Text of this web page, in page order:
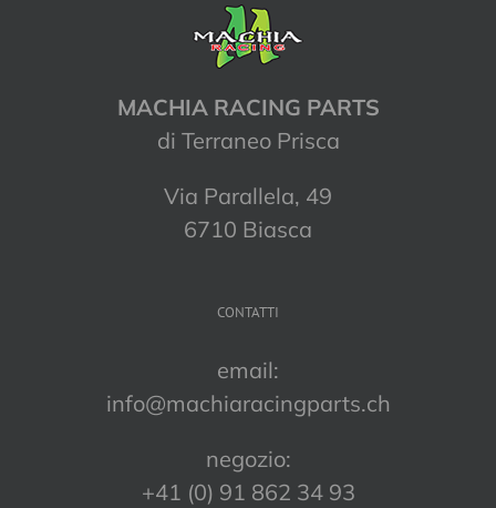
MACHIA RACING PARTS
di Terraneo Prisca
Via Parallela, 49
6710 Biasca
CONTATTI
email:
info@machiaracingparts.ch
negozio:
+41 (0) 91 862 34 93